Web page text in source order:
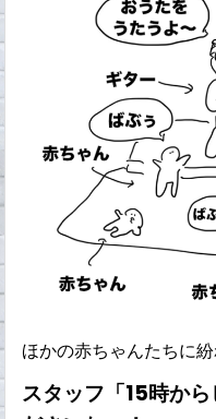
ほかの赤ちゃんたちに
スタッフ「15時か